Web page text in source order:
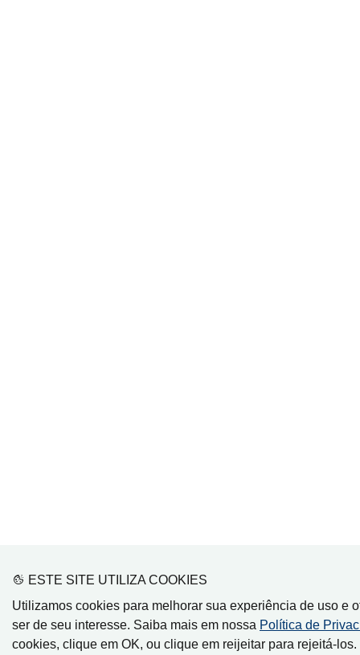
ESTE SITE UTILIZA COOKIES
Utilizamos cookies para melhorar sua experiência de uso e
ser de seu interesse. Saiba mais em nossa Política de
cookies, clique em OK, ou clique em reijeitar para rejeitá-los.